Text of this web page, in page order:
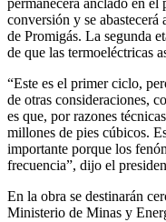
conversión y se abastecerá
de Promigás. La segunda
de que las termoeléctricas
“Este es el primer ciclo,
de otras consideraciones,
es que, por razones
millones de pies cúbicos.
importante porque los
frecuencia”, dijo el
En la obra se destinarán
Ministerio de Minas y